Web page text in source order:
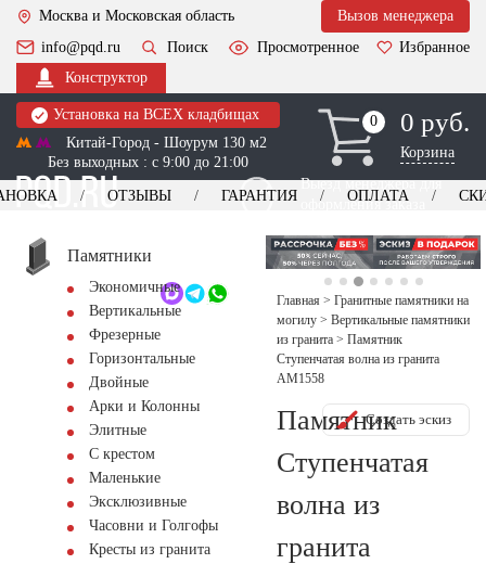
Москва и Московская область
Вызов менеджера
info@pqd.ru
Поиск Просмотренное
Избранное
Конструктор
Установка на ВСЕХ кладбищах
Китай-Город - Шоурум 130 м2
Без выходных : с 9:00 до 21:00
0
0 0 руб.
Корзина
Выезд менеджера для
оформления заказа
+7 (495) 518-44-23
Обратный звонок
ОТЗЫВЫ ГАРАНТИЯ ОПЛАТА
Памятники
Экономичные
Вертикальные
Фрезерные
Горизонтальные
Двойные
Арки и Колонны
Элитные
С крестом
Маленькие
Эксклюзивные
Часовни и Голгофы
Кресты из гранита
Главная > Гранитные памятники на
могилу > Вертикальные памятники
из гранита > Памятник
Ступенчатая волна из гранита
AM1558
Памятник
Ступенчатая
волна из
гранита
Создать эскиз